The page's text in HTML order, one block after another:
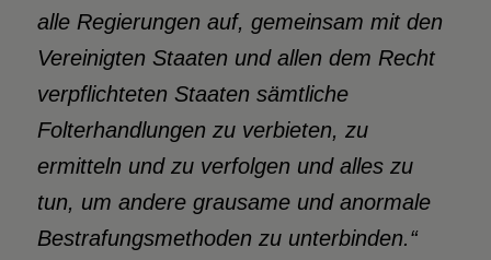
alle Regierungen auf, gemeinsam mit den
Vereinigten Staaten und allen dem Recht
verpflichteten Staaten sämtliche
Folterhandlungen zu verbieten, zu
ermitteln und zu verfolgen und alles zu
tun, um andere grausame und anormale
Bestrafungsmethoden zu unterbinden.“